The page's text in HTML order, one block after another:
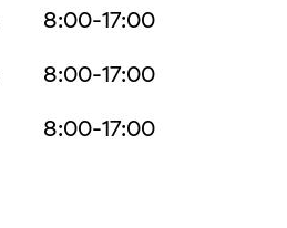
8:00-17:00
8:00-17:00
8:00-17:00